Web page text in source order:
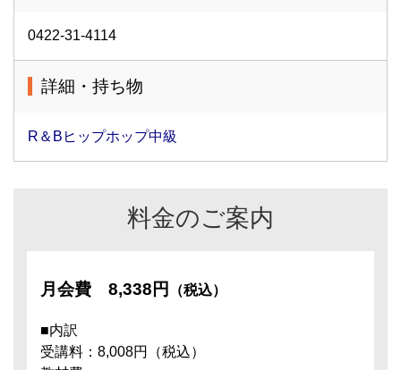
0422-31-4114
詳細・持ち物
R＆Bヒップホップ中級
料金のご案内
月会費 8,338円 （税込）
■内訳
受講料：8,008円（税込）